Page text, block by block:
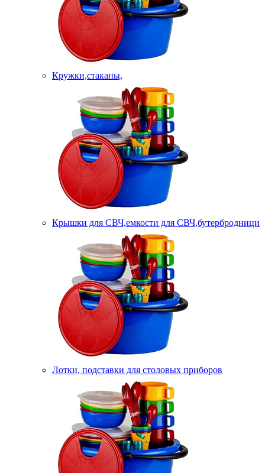
Кружки,стаканы,
Крышки для СВЧ,емкости для СВЧ,бутербродници
Лотки, подставки для столовых приборов